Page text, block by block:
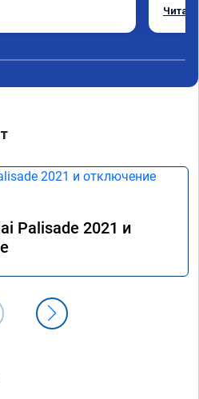
и ЕГР
В
Palisade 2021 и